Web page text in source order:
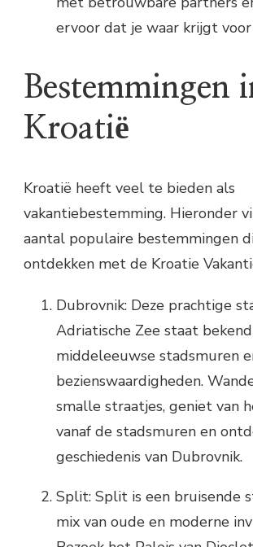
ervoor dat je waar krijgt
Bestemmingen
Kroatië
Kroatië heeft veel te bieden als
vakantiebestemming. Hieronder
aantal populaire bestemmingen
ontdekken met de Kroatie
Dubrovnik: Deze prachtige
Adriatische Zee staat
middeleeuwse stadsmuren
bezienswaardigheden.
smalle straatjes, geniet van
vanaf de stadsmuren en
geschiedenis van Dubrovnik.
Split: Split is een bruisende
mix van oude en moderne